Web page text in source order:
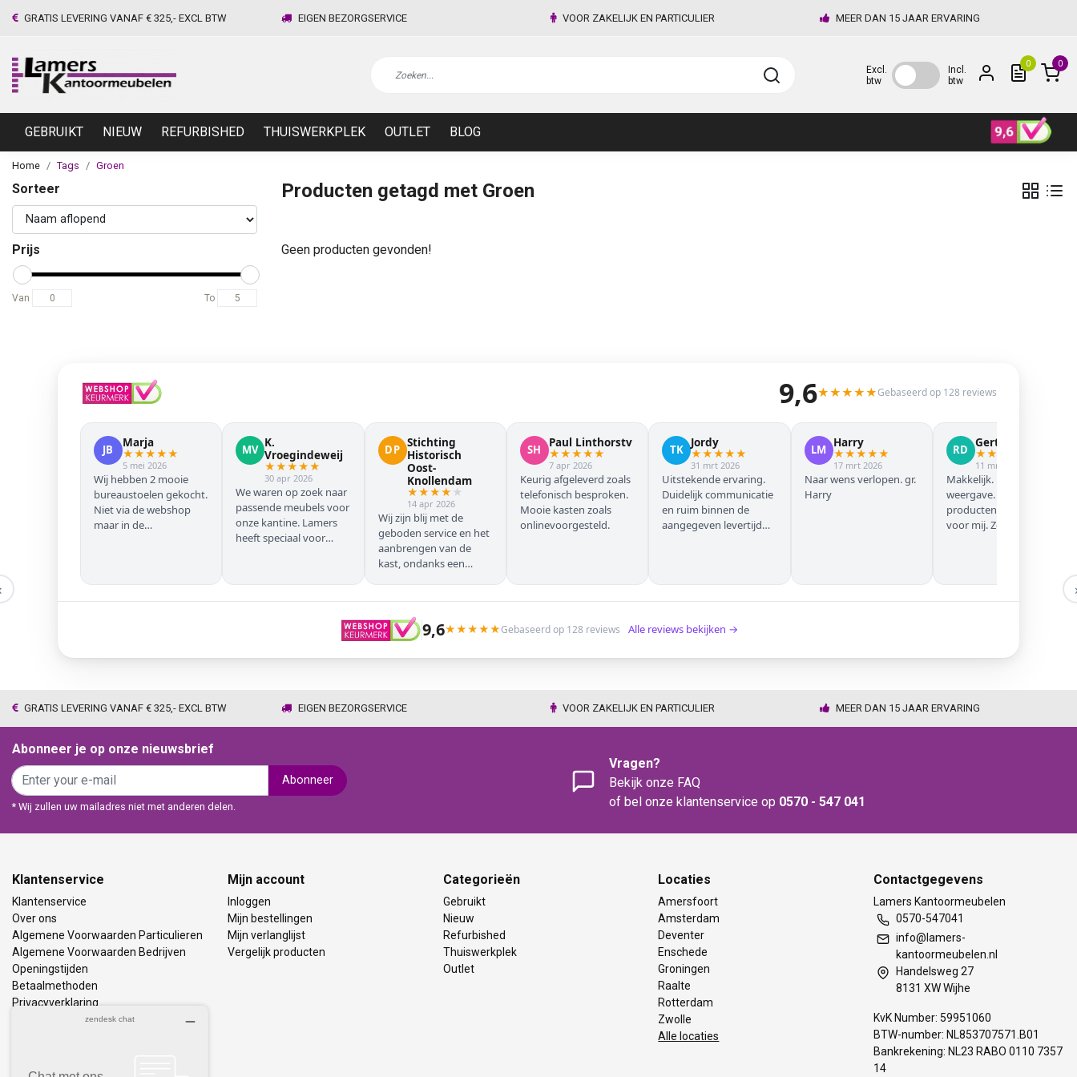
GRATIS LEVERING VANAF € 325,- EXCL BTW EIGEN BEZORGSERVICE VOOR ZAKELIJK EN PARTICULIER MEER DAN 15 JAAR ERVARING
Excl.
btw
Incl.
btw
0 0
GEBRUIKT NIEUW REFURBISHED THUISWERKPLEK OUTLET BLOG
Home Tags Groen
Sorteer
Prijs
Van To
Producten getagd met Groen
Geen producten gevonden!
9,6★★★★★Gebaseerd op 128 reviews
JB
Marja
★★★★★
5 mei 2026
Wij hebben 2 mooie
bureaustoelen gekocht.
Niet via de webshop
maar in de
MV
K.
Vroegindeweij
★★★★★
30 apr 2026
We waren op zoek naar
passende meubels voor
onze kantine. Lamers
heeft speciaal voor
zodat we geen beuken
met eiken door elkaar
DP
Stichting
Historisch
Oost-
Knollendam
★★★★ ★
14 apr 2026
Wij zijn blij met de
geboden service en het
aanbrengen van de
kast, ondanks een
wij dit vooraf gemeld),
maar dat ging zonder
SH
Paul Linthorstv
★★★★★
7 apr 2026
Keurig afgeleverd zoals
telefonisch besproken.
Mooie kasten zoals
onlinevoorgesteld.
TK
Jordy
★★★★★
31 mrt 2026
Uitstekende ervaring.
Duidelijk communicatie
en ruim binnen de
aangegeven levertijd
LM
Harry
★★★★★
17 mrt 2026
Naar wens verlopen. gr.
Harry
RD
Gert Jan
★★
11 mrt 2026
Makkelijk. Mooie
weergave. Goede
producten. Eerste keer
voor mij. Zeker niet de
9,6★★★★★Gebaseerd op 128 reviews Alle reviews bekijken →
GRATIS LEVERING VANAF € 325,- EXCL BTW EIGEN BEZORGSERVICE VOOR ZAKELIJK EN PARTICULIER MEER DAN 15 JAAR ERVARING
Abonneer je op onze nieuwsbrief
Abonneer
* Wij zullen uw mailadres niet met anderen delen.
Vragen?
Bekijk onze FAQ
of bel onze klantenservice op 0570 - 547 041
Klantenservice
Klantenservice
Over ons
Algemene Voorwaarden Particulieren
Algemene Voorwaarden Bedrijven
Openingstijden
Betaalmethoden
Privacyverklaring
Bezorging & Retourneren
Mijn account
Inloggen
Mijn bestellingen
Mijn verlanglijst
Vergelijk producten
Categorieën
Gebruikt
Nieuw
Refurbished
Thuiswerkplek
Outlet
Locaties
Amersfoort
Amsterdam
Deventer
Enschede
Groningen
Raalte
Rotterdam
Zwolle
Alle locaties
Contactgegevens
Lamers Kantoormeubelen
0570-547041
info@lamers-
kantoormeubelen.nl
Handelsweg 27
8131 XW Wijhe
KvK Number: 59951060
BTW-number: NL853707571.B01
Bankrekening: NL23 RABO 0110 7357
14